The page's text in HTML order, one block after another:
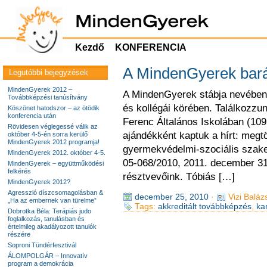
Kezdő KONFERENCIA
A MindenGyerek
A MindenGyerek stábja
és kollégái körében.
Ferenc Általános Iskolában
ajándékként kaptuk a hírt:
gyermekvédelmi-szociális
05-068/2010, 2011. december
résztvevőink. Tóbiás […]
december 25, 2010·
Vizi
Tags: akkreditált továbbképzés,
Legutóbbi bejegyzések
MindenGyerek 2012 –
Továbbképzési tanúsítvány
Köszönet hatodszor – az ötödik
konferencia után
Rövidesen véglegessé válik az
október 4-5-én sorra kerülő
MindenGyerek 2012 programja!
MindenGyerek 2012. október 4-5.
MindenGyerek – együttműködési
felkérés
MindenGyerek 2012?
Agresszió díszcsomagolásban &
„Ha az embernek van türelme”
Dobrotka Béla: Terápiás judo
foglalkozás, tanulásban és
értelmileg akadályozott tanulók
részére
Soproni Tündérfesztivál
ÁLOMPOLGÁR – Innovatív
program a demokrácia